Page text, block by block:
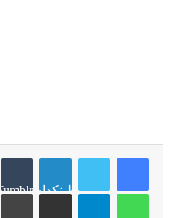
لينكدإن Tumblr